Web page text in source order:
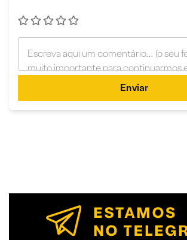
Enviar